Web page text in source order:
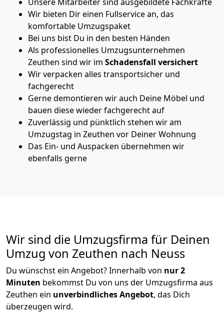
Wir bieten Dir einen Fullservice an, das
komfortable Umzugspaket
Bei uns bist Du in den besten Händen
Als professionelles Umzugsunternehmen
Zeuthen sind wir im Schadensfall versichert
Wir verpacken alles transportsicher und
fachgerecht
Gerne demontieren wir auch Deine Möbel und
bauen diese wieder fachgerecht auf
Zuverlässig und pünktlich stehen wir am
Umzugstag in Zeuthen vor Deiner Wohnung
Das Ein- und Auspacken übernehmen wir
ebenfalls gerne
Wir sind die Umzugsfirma für Deinen
Umzug von Zeuthen nach Neuss
Du wünschst ein Angebot? Innerhalb von nur 2
Minuten bekommst Du von uns der Umzugsfirma aus
Zeuthen ein unverbindliches Angebot, das Dich
überzeugen wird.